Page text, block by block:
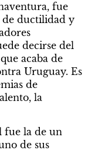
fue
de ductilidad y
decirse del
acaba de
Uruguay. Es
de
la
fue la de un
de sus